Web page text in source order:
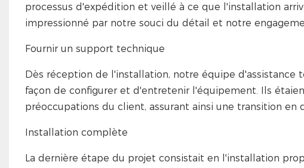
processus d'expédition et veillé à ce que l'installation
impressionné par notre souci du détail et notre
Fournir un support technique
Dès réception de l'installation, notre équipe
façon de configurer et d'entretenir l'équipement. Ils
préoccupations du client, assurant ainsi une transition en
Installation complète
La dernière étape du projet consistait en l'installation